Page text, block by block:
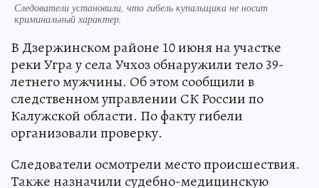
Следователи установили, что гибель купальщика не носит
криминальный характер.
В Дзержинском районе 10 июня на участке
реки Угра у села Учхоз обнаружили тело 39-
летнего мужчины. Об этом сообщили в
следственном управлении СК России по
Калужской области. По факту гибели
организовали проверку.
Следователи осмотрели место происшествия.
Также назначили судебно-медицинскую